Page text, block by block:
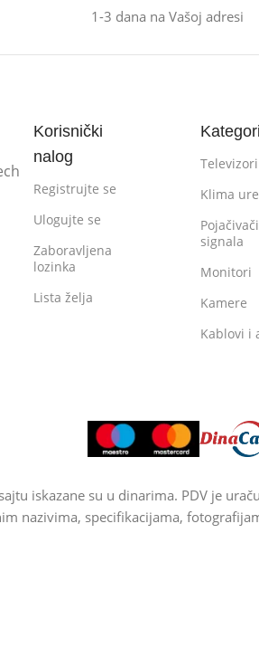
1-3 dana na Vašoj adresi
Korisnički
nalog
Registrujte se
Ulogujte se
Zaboravljena
lozinka
Lista želja
Televizori
Klima
signala
Monitori
Kamere
Kablovi i
iskazane su u dinarima. PDV je
nazivima, specifikacijama,